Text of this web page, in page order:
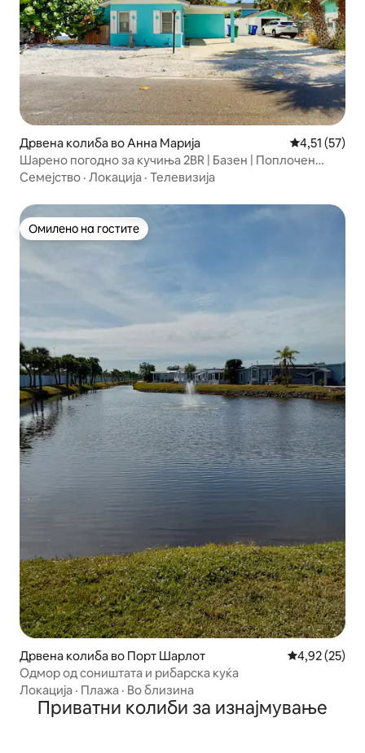
Дрвена колиба во Анна Марија Просечна
4,51 (57)
Шарено погодно за кучиња 2BR | Базен | Поплочен
двор | W/D
Семејство · Локација · Телевизија
Омилено на гостите
Омилено на гостите
Дрвена колиба во Порт Шарлот Просечна
4,92 (25)
Одмор од соништата и рибарска куќа
Локација · Плажа · Во близина
Приватни колиби за изнајмување